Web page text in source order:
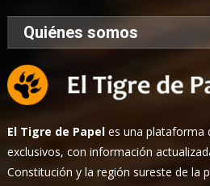
Quiénes somos
El Tigre de Papel es una plataforma
exclusivos, con información
Constitución y la región sureste de la